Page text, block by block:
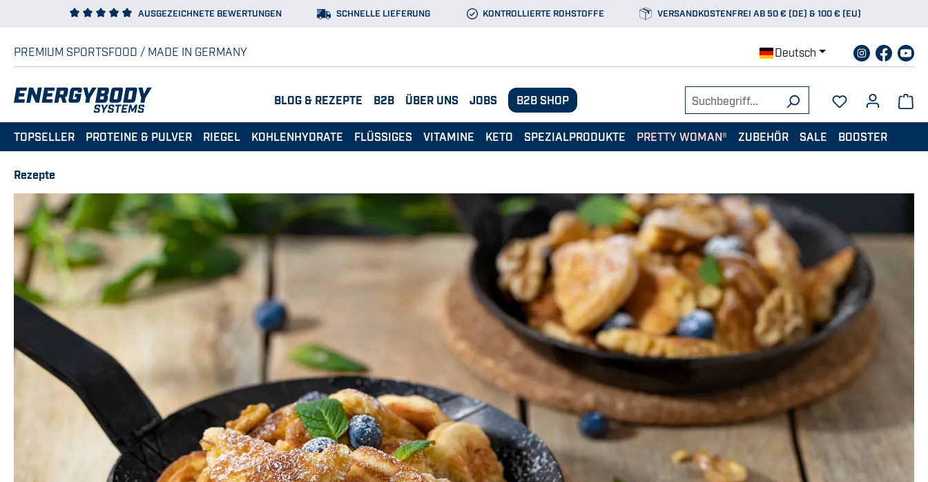
Hauptinhalt springen
Zur Suche springen
Zur Hauptnavigation springenAUSGEZEICHNETE BEWERTUNGEN SCHNELLE LIEFERUNG KONTROLLIERTE ROHSTOFFE VERSANDKOSTENFREI AB 50 € (DE) & 100 € (EU)
PREMIUM SPORTSFOOD / MADE IN GERMANY Deutsch
BLOG & REZEPTE B2B ÜBER UNS JOBS B2B SHOP
TOPSELLER PROTEINE & PULVER RIEGEL KOHLENHYDRATE FLÜSSIGES VITAMINE KETO SPEZIALPRODUKTE PRETTY WOMAN® ZUBEHÖR SALE BOOSTER
Rezepte